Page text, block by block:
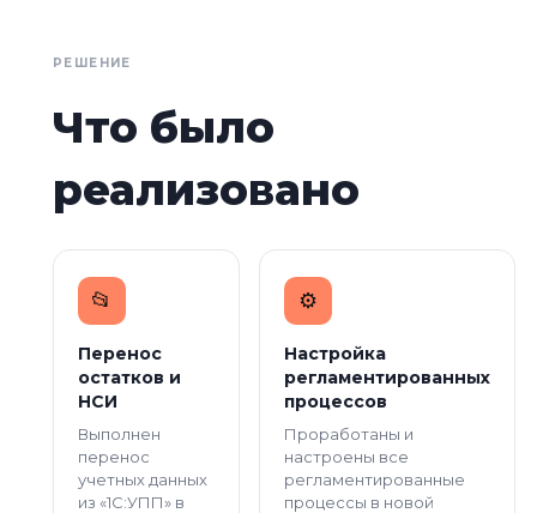
РЕШЕНИЕ
Что было
реализовано
📂
Перенос
остатков и
НСИ
Выполнен
перенос
учетных данных
из «1С:УПП» в
⚙️
Настройка
регламентированных
процессов
Проработаны и
настроены все
регламентированные
процессы в новой